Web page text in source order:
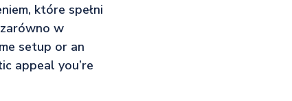
które spełni
w
setup or an
appeal you’re